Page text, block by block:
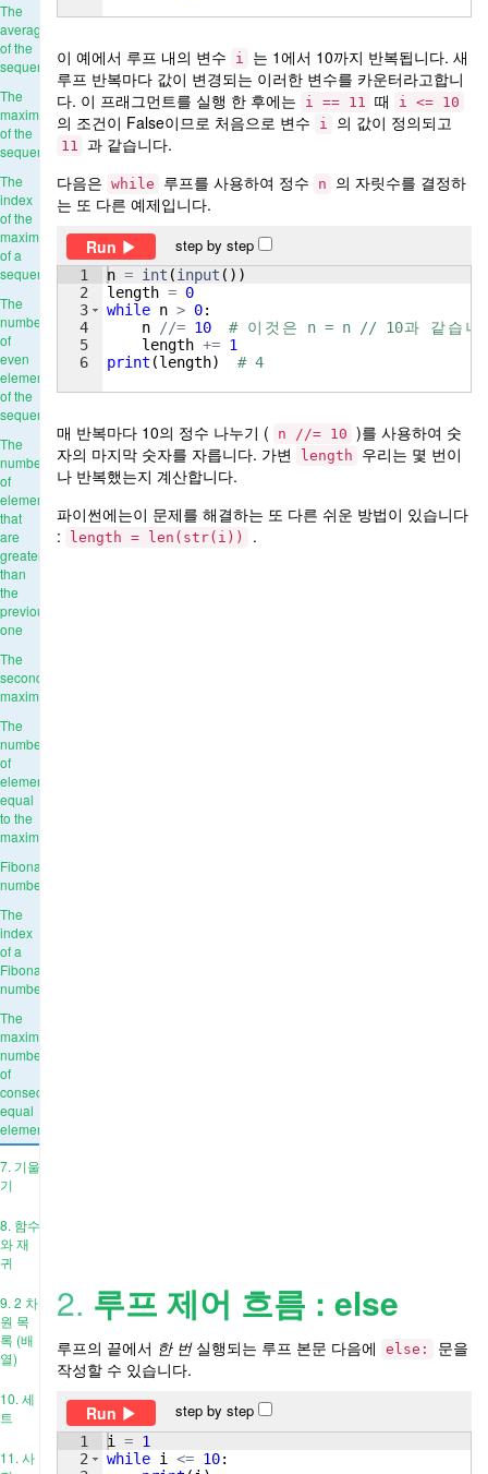
The
average
of the
sequence
The
maximum
of the
sequence
The
index
of the
maximum
of a
sequence
The
number
of
even
elements
of the
sequence
The
number
of
elements
that
are
greater
than
the
previous
one
The
second
maximum
The
number
of
elements
equal
to the
maximum
Fibonacci
numbers
The
index
of a
Fibonacci
number
The
maximum
number
of
consecutive
equal
elements
7. 기울
기
8. 함수
와 재
귀
9. 2 차
원 목
록 (배
열)
10. 세
트
11. 사
이 예에서 루프 내의 변수 i
는 1에서 10까지 반복됩니다. 새
루프 반복마다 값이 변경되는 이러한 변수를 카운터라고합니
다. 이 프래그먼트를 실행 한 후에는
i == 11 때 i <= 10
의 조건이 False이므로 처음으로 변수 i 의 값이 정의되고
11
과 같습니다.
다음은
while 루프를 사용하여 정수 n
의 자릿수를 결정하
는 또 다른 예제입니다.
Run
step by step
1
2
3
4
5
6
n = int (input ( ))
length = 0
while n > 0:
n
//= 10 # 이 것 은 n = n // 10과 같습 니
length += 1
print (length) # 4
매 반복마다 10의 정수 나누기 ( n //= 10 )를 사용하여 숫
자의 마지막 숫자를 자릅니다. 가변
length
우리는 몇 번이
나 반복했는지 계산합니다.
파이썬에는이 문제를 해결하는 또 다른 쉬운 방법이 있습니다
:
length = len(str(i)) .
2. 루프 제어 흐름 : else
루프의 끝에서 한 번실행되는 루프 본문 다음에 else:
문을
작성할 수 있습니다.
Run
step by step
1
2
i = 1
while i <= 10: